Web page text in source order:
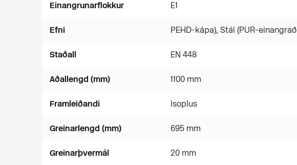
Einangrunarflokkur E1
Efni PEHD-kápa), Stál (PUR-einangrað
Staðall EN 448
Aðallengd (mm) 1100 mm
Framleiðandi Isoplus
Greinarlengd (mm) 695 mm
Greinarþvermál 20 mm